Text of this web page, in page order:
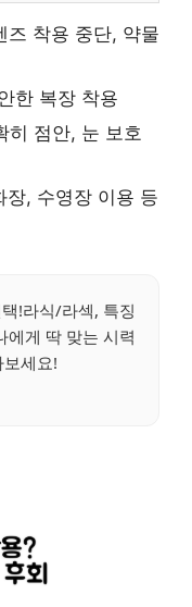
즈 착용 중단, 약물
한 복장 착용
히 점안, 눈 보호
장, 수영장 이용 등
!라식/라섹, 특징
에게 딱 맞는 시력
세요!